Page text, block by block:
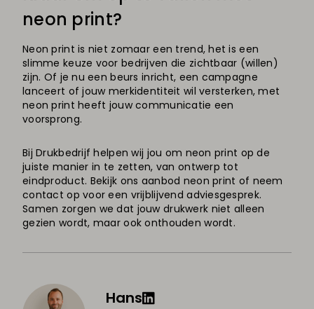
neon print?
Neon print is niet zomaar een trend, het is een
slimme keuze voor bedrijven die zichtbaar (willen)
zijn. Of je nu een beurs inricht, een campagne
lanceert of jouw merkidentiteit wil versterken, met
neon print heeft jouw communicatie een
voorsprong.
Bij Drukbedrijf helpen wij jou om neon print op de
juiste manier in te zetten, van ontwerp tot
eindproduct. Bekijk ons aanbod neon print of neem
contact op voor een vrijblijvend adviesgesprek.
Samen zorgen we dat jouw drukwerk niet alleen
gezien wordt, maar ook onthouden wordt.
Hans